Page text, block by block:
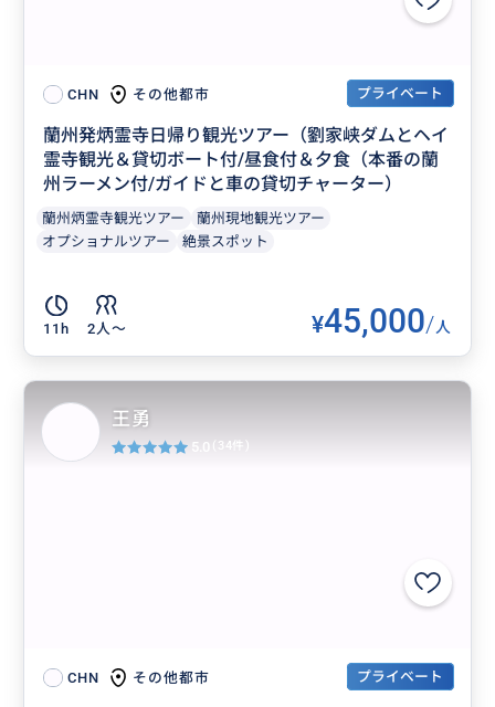
CHN その他都市 プライベート
蘭州発炳霊寺日帰り観光ツアー（劉家峡ダムとヘイ
霊寺観光＆貸切ボート付/昼食付＆夕食（本番の蘭
州ラーメン付/ガイドと車の貸切チャーター）
蘭州炳霊寺観光ツアー
蘭州現地観光ツアー
オプショナルツアー
絶景スポット
11h 2人〜 ¥45,000/人
CHN その他都市 プライベート
王勇
5.0 (34件)